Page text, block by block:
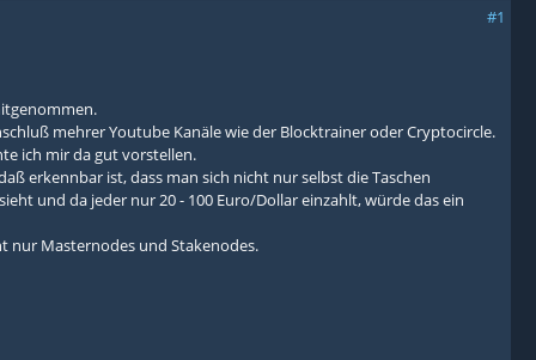
#1
mehrer Youtube Kanäle wie der Blocktrainer oder Cryptocircle.
ich mir da gut vorstellen.
erkennbar ist, dass man sich nicht nur selbst die Taschen
und da jeder nur 20 - 100 Euro/Dollar einzahlt, würde das ein
nur Masternodes und Stakenodes.